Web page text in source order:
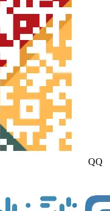
QQ